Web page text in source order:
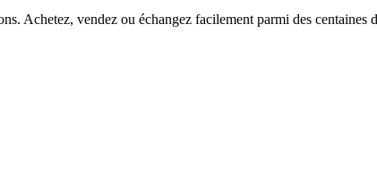
Achetez, vendez ou échangez facilement parmi des centaines